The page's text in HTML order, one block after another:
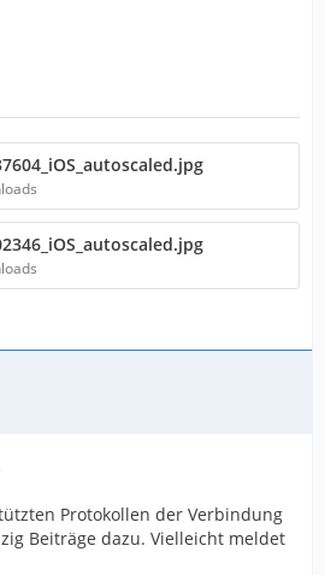
Protokollen der Verbindung
Beiträge dazu. Vielleicht meldet